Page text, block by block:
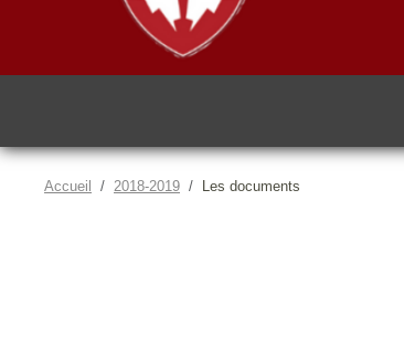
Accueil 2018-2019 Les documents